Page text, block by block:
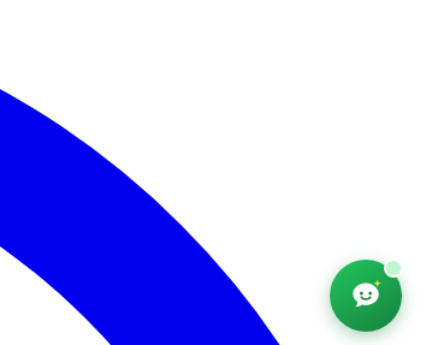
your career adviser. What are
today?